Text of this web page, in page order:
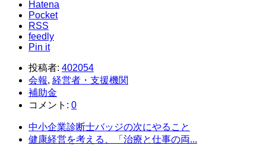
Hatena
Pocket
RSS
feedly
Pin it
投稿者: 402054
会報, 経営者・支援機関
補助金
コメント: 0
中小企業診断士バッジの次にやること
健康経営を考える、「治療と仕事の両...